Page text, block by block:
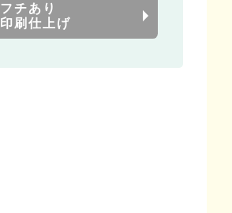
フチあり
印刷仕上げ